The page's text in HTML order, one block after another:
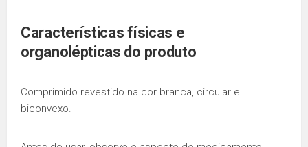
Características físicas e
organolépticas do produto
Comprimido revestido na cor branca, circular e
biconvexo.